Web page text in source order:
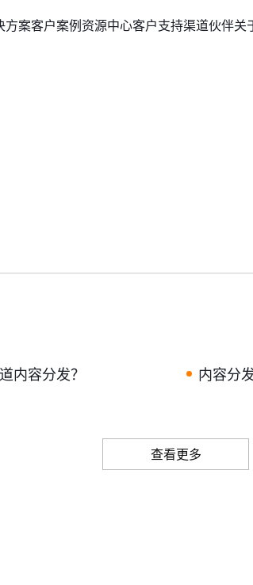
方案客户案例资源中心客户支持渠道伙伴关
内容分发？
内容分
查看更多